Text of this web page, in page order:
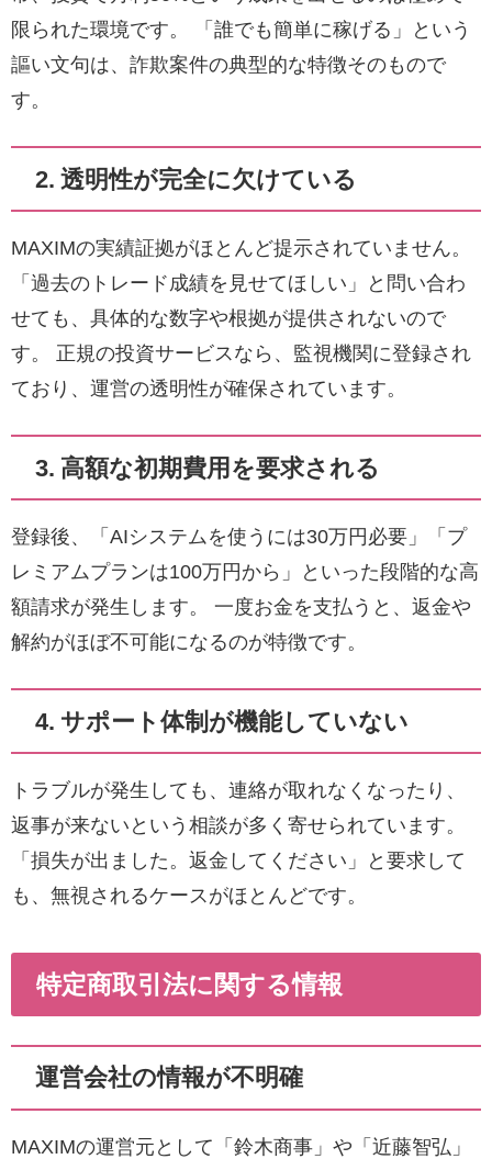
限られた環境です。 「誰でも簡単に稼げる」という
謳い文句は、詐欺案件の典型的な特徴そのもので
す。
2. 透明性が完全に欠けている
MAXIMの実績証拠がほとんど提示されていません。
「過去のトレード成績を見せてほしい」と問い合わ
せても、具体的な数字や根拠が提供されないので
す。 正規の投資サービスなら、監視機関に登録され
ており、運営の透明性が確保されています。
3. 高額な初期費用を要求される
登録後、「AIシステムを使うには30万円必要」「プ
レミアムプランは100万円から」といった段階的な高
額請求が発生します。 一度お金を支払うと、返金や
解約がほぼ不可能になるのが特徴です。
4. サポート体制が機能していない
トラブルが発生しても、連絡が取れなくなったり、
返事が来ないという相談が多く寄せられています。
「損失が出ました。返金してください」と要求して
も、無視されるケースがほとんどです。
特定商取引法に関する情報
運営会社の情報が不明確
MAXIMの運営元として「鈴木商事」や「近藤智弘」